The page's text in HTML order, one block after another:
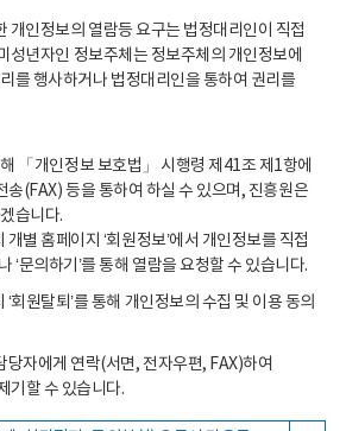
개인정보의 열람등 요구는 법정대리인이 직접
성년자인 정보주체는 정보주체의 개인정보에
를 행사하거나 법정대리인을 통하여 권리를
「개인정보 보호법」 시행령 제41조 제1항에
송(FAX) 등을 통하여 하실 수 있으며, 진흥원은
습니다.
별 홈페이지 ‘회원정보’에서 개인정보를 직접
‘문의하기’를 통해 열람을 요청할 수 있습니다.
회원탈퇴’를 통해 개인정보의 수집 및 이용 동의
당자에게 연락(서면, 전자우편, FAX)하여
기할 수 있습니다.